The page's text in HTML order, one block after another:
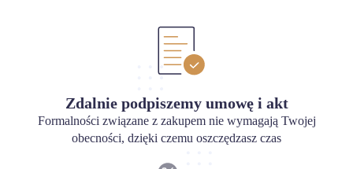
Zdalnie podpiszemy umowę i akt
Formalności związane z zakupem nie wymagają Twojej
obecności, dzięki czemu oszczędzasz czas